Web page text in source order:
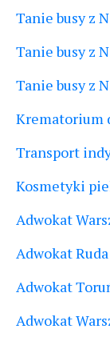
Tanie busy z
Tanie busy z
Tanie busy z
Krematorium
Transport
Kosmetyki
Adwokat
Adwokat
Adwokat
Adwokat